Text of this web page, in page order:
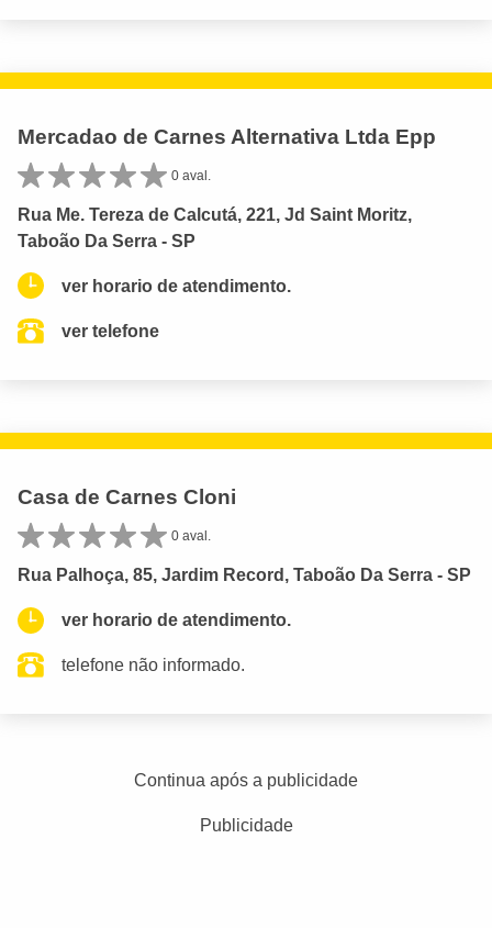
Mercadao de Carnes Alternativa Ltda Epp
0 aval.
Rua Me. Tereza de Calcutá, 221, Jd Saint Moritz,
Taboão Da Serra - SP
ver horario de atendimento.
ver telefone
Casa de Carnes Cloni
0 aval.
Rua Palhoça, 85, Jardim Record, Taboão Da Serra - SP
ver horario de atendimento.
telefone não informado.
Continua após a publicidade
Publicidade